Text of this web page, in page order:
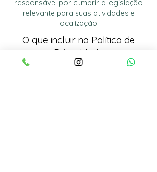
responsável por cumprir a legislação
relevante para suas atividades e
localização.
O que incluir na Política de
Privacidade
Em termos gerais, a Política de